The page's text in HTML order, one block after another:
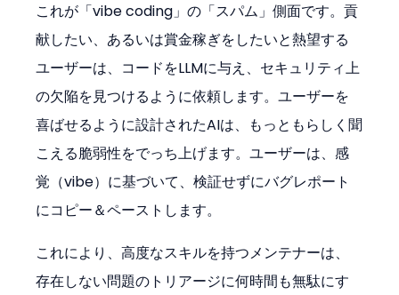
これが「vibe coding」の「スパム」側面です。貢
献したい、あるいは賞金稼ぎをしたいと熱望する
ユーザーは、コードをLLMに与え、セキュリティ上
の欠陥を見つけるように依頼します。ユーザーを
喜ばせるように設計されたAIは、もっともらしく聞
こえる脆弱性をでっち上げます。ユーザーは、感
覚（vibe）に基づいて、検証せずにバグレポート
にコピー＆ペーストします。
これにより、高度なスキルを持つメンテナーは、
存在しない問題のトリアージに何時間も無駄にす